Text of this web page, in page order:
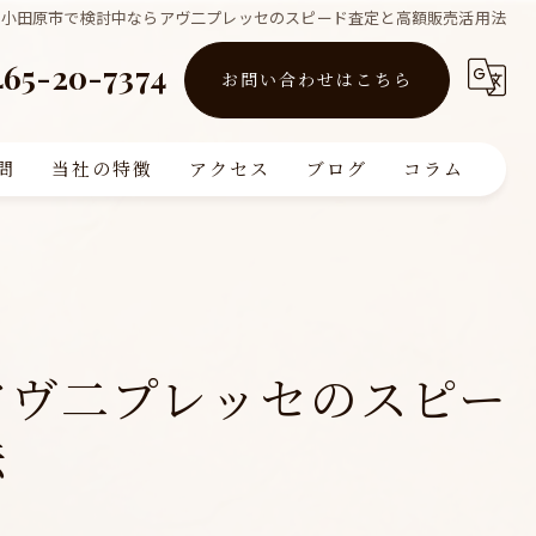
田原市で検討中ならアヴ二プレッセのスピード査定と高額販売活用法
20-7374 お問い合わせはこちら
当社の特徴
査定
アクセス ブログ コラム
二プレッセのスピー